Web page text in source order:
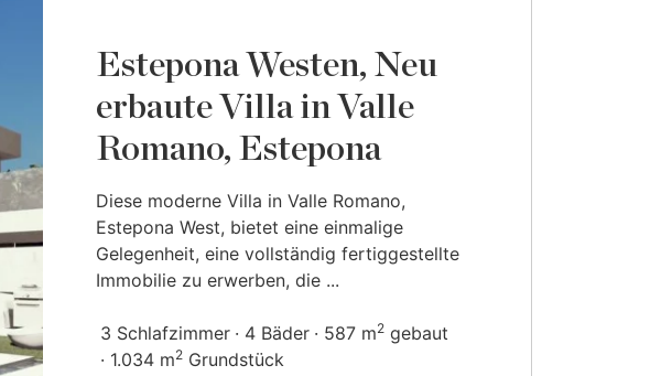
Estepona Westen, Neu
erbaute Villa in Valle
Romano, Estepona
Diese moderne Villa in Valle Romano,
Estepona West, bietet eine einmalige
Gelegenheit, eine vollständig fertiggestellte
Immobilie zu erwerben, die ...
3 Schlafzimmer 4 Bäder 587 m2 gebaut
1.034 m2 Grundstück